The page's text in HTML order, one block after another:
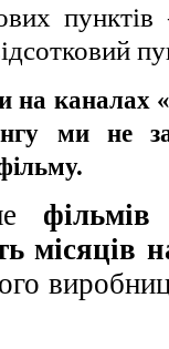
на каналах
ми не
місяців